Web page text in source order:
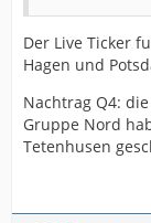
Der Live Ticker
Hagen und
Nachtrag Q4:
Gruppe Nord
Tetenhusen